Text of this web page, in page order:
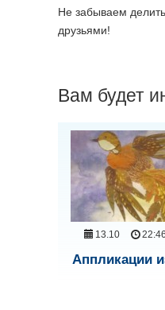
Не забываем
друзьями!
Вам будет
13.10
Аппликации